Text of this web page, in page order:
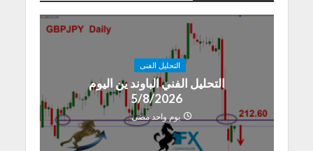
التحليل الفنى
التحليل الفني الباوند ين اليوم
5/8/2026
يوم واحد مضى